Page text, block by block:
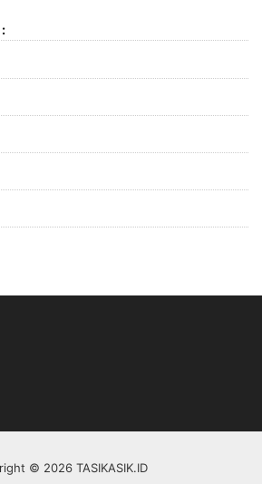
© 2026 TASIKASIK.ID